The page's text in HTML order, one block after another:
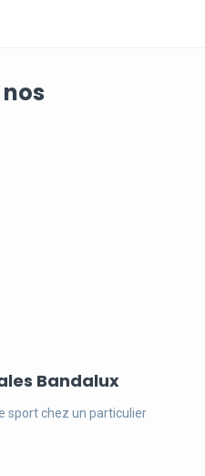
Bandalux
sport chez un particulier